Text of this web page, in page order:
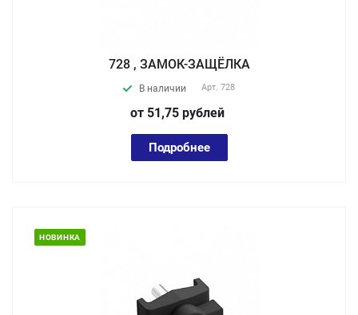
728 , ЗАМОК-ЗАЩЁЛКА
В наличии Арт. 728
от 51,75 рублей
Подробнее
НОВИНКА